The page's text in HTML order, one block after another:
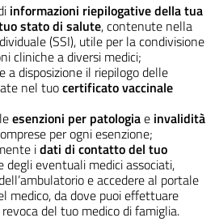
informazioni riepilogative della tua
stato di salute, contenute nella
(SSI), utile per la condivisione
cliniche a diversi medici;
a disposizione il riepilogo delle
nel tuocertificato vaccinale
esenzioni per patologiae invalidità
per ogni esenzione;
idati di contatto del tuo
degli eventuali medici associati,
e accedere al portale
medico, da dove puoi effettuare
del tuo medico di famiglia.